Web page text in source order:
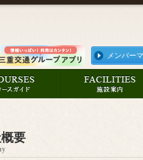
メンバー
要